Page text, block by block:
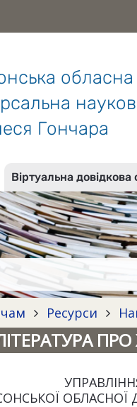
обласна
Гончара
Віртуальна
Ресурси
ОБЛАСНОЇ